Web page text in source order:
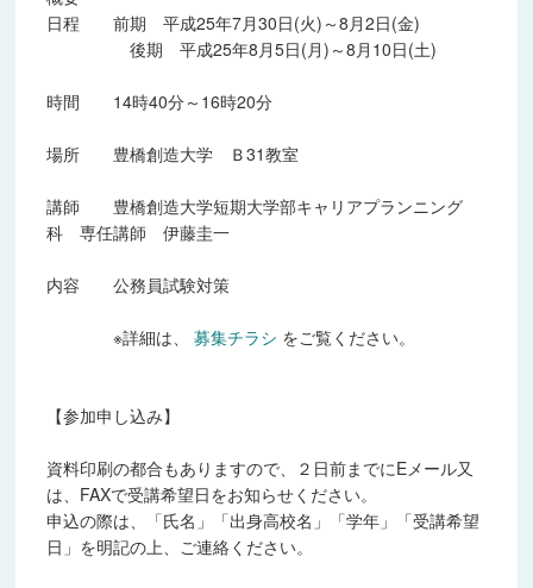
2022年度
日程 前期 平成25年7月30日(火)～8月2日(金)
後期 平成25年8月5日(月)～8月10日(土)
時間 14時40分～16時20分
場所 豊橋創造大学 Ｂ31教室
講師 豊橋創造大学短期大学部キャリアプランニング
科 専任講師 伊藤圭一
内容 公務員試験対策
※詳細は、 募集チラシ をご覧ください。
【参加申し込み】
資料印刷の都合もありますので、２日前までにEメール又
は、FAXで受講希望日をお知らせください。
申込の際は、「氏名」「出身高校名」「学年」「受講希望
日」を明記の上、ご連絡ください。